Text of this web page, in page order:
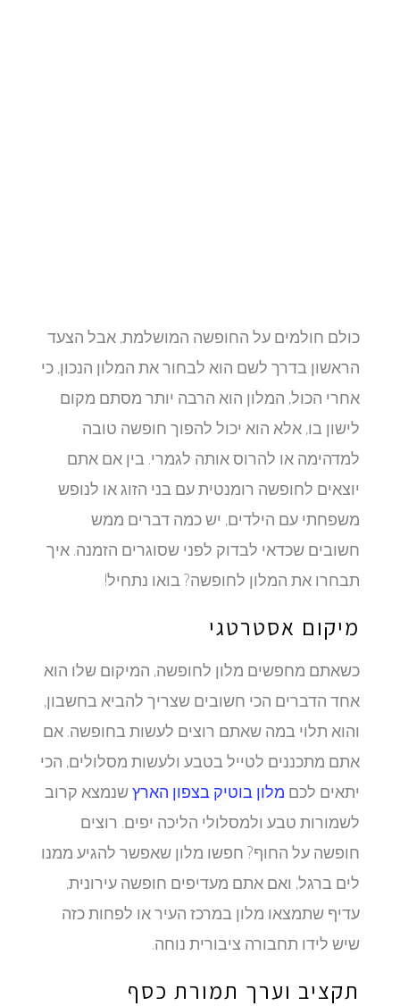
כולם חולמים על החופשה המושלמת, אבל הצעד
הראשון בדרך לשם הוא לבחור את המלון הנכון, כי
אחרי הכול, המלון הוא הרבה יותר מסתם מקום
לישון בו, אלא הוא יכול להפוך חופשה טובה
למדהימה או להרוס אותה לגמרי. בין אם אתם
יוצאים לחופשה רומנטית עם בני הזוג או לנופש
משפחתי עם הילדים, יש כמה דברים ממש
חשובים שכדאי לבדוק לפני שסוגרים הזמנה. איך
תבחרו את המלון לחופשה? בואו נתחיל!
מיקום אסטרטגי
כשאתם מחפשים מלון לחופשה, המיקום שלו הוא
אחד הדברים הכי חשובים שצריך להביא בחשבון,
והוא תלוי במה שאתם רוצים לעשות בחופשה. אם
אתם מתכננים לטייל בטבע ולעשות מסלולים, הכי
יתאים לכםמלון בוטיק בצפון הארץשנמצא קרוב
לשמורות טבע ולמסלולי הליכה יפים. רוצים
חופשה על החוף? חפשו מלון שאפשר להגיע ממנו
לים ברגל, ואם אתם מעדיפים חופשה עירונית,
עדיף שתמצאו מלון במרכז העיר או לפחות כזה
שיש לידו תחבורה ציבורית נוחה.
תקציב וערך תמורת כסף